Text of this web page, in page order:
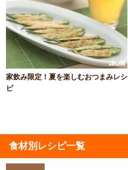
家飲み限定！夏を楽しむおつまみレシ
ピ
食材別レシピ一覧